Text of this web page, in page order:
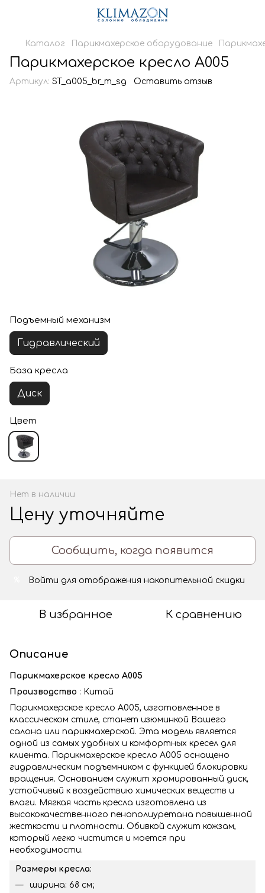
Каталог Парикмахерское оборудование
Парикмахерское кресло А005
Артикул: ST_a005_br_m_sg Оставить отзыв
Подъемный механизм
Гидравлический
База кресла
Диск
Цвет
Нет в наличии
Цену уточняйте
Сообщить, когда появится
Войти для отображения накопительной скидки
В избранное К сравнению
Описание
Парикмахерское кресло А005
Производство : Китай
Парикмахерское кресло А005, изготовленное в
классическом стиле, станет изюминкой Вашего
салона или парикмахерской. Эта модель является
одной из самых удобных и комфортных кресел для
клиента. Парикмахерское кресло А005 оснащено
гидравлическим подъемником с функцией блокировки
вращения. Основанием служит хромированный диск,
устойчивый к воздействию химических веществ и
влаги. Мягкая часть кресла изготовлена из
высококачественного пенополиуретана повышенной
жесткости и плотности. Обивкой служит кожзам,
который легко чистится и моется при
необходимости.
Размеры кресла:
ширина: 68 см;